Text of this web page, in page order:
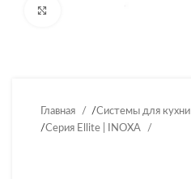
Главная /Системы для кухни
/Серия Ellite | INOXA